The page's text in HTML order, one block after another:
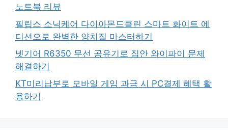
노트북 리뷰
필립스 소닉케어 다이아몬드클린 스마트 화이트 에
디션으로 완벽한 양치질 마스터하기
넷기어 R6350 무선 공유기로 집안 와이파이 문제
해결하기
KT미리납부로 모바일 게임 과금 시 PC결제 혜택 활
용하기